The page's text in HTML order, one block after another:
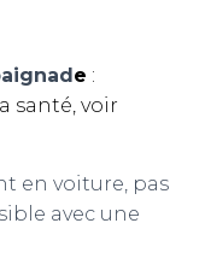
e :
santé, voir
en voiture, pas
avec une